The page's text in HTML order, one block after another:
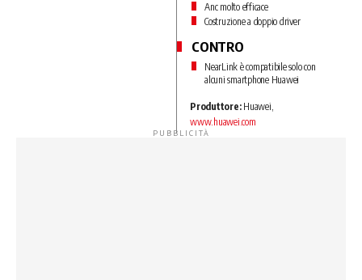
Anc molto efficace
Costruzione a doppio driver
CONTRO
NearLink è compatibile solo con
alcuni smartphone Huawei
Produttore: Huawei,
www.huawei.com